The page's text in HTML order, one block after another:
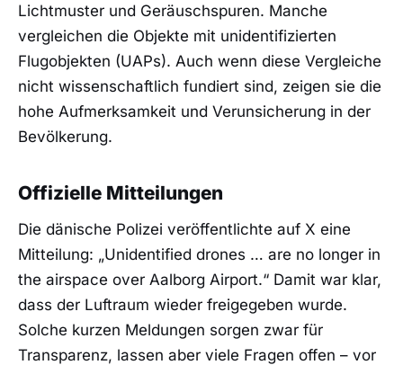
Lichtmuster und Geräuschspuren. Manche
vergleichen die Objekte mit unidentifizierten
Flugobjekten (UAPs). Auch wenn diese Vergleiche
nicht wissenschaftlich fundiert sind, zeigen sie die
hohe Aufmerksamkeit und Verunsicherung in der
Bevölkerung.
Offizielle Mitteilungen
Die dänische Polizei veröffentlichte auf X eine
Mitteilung: „Unidentified drones … are no longer in
the airspace over Aalborg Airport.“ Damit war klar,
dass der Luftraum wieder freigegeben wurde.
Solche kurzen Meldungen sorgen zwar für
Transparenz, lassen aber viele Fragen offen – vor